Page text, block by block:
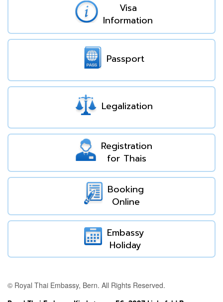
Visa
Information
Passport
Legalization
Registration
for Thais
Booking
Online
Embassy
Holiday
© Royal Thai Embassy, Bern. All Rights Reserved.